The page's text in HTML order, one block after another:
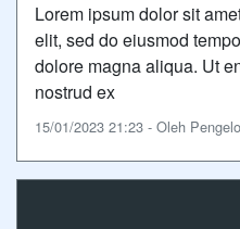
Lorem ipsum dolor sit
elit, sed do eiusmod
dolore magna aliqua. Ut
nostrud ex
15/01/2023 21:23 - Oleh